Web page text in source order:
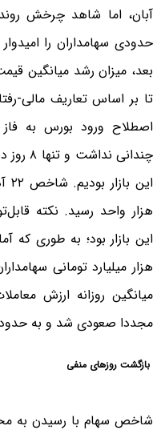
آبان، اما شاهد چرخش
تا بر اساس تعاریف مالی-
اصطلاح ورود بورس به
چندانی
هزار واحد رسید. نکته
میانگین روزانه ارزش
مجددا صعودی شد و به حدود ۸/ ۱۲ هزار میلیارد تومان
بازگشت روزهای منفی